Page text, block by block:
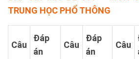
TRUNG HỌC PHỔ THÔNG
Câu
Đáp
án
Câu
Đáp
án
Câu